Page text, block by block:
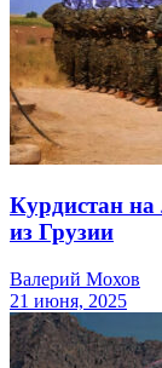
Курдистан
из Грузии
Валерий Мохов
21 июня, 2025